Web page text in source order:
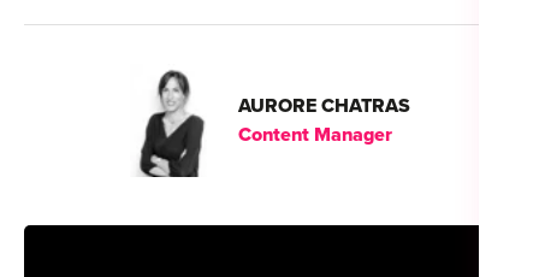
AURORE CHATRAS
Content Manager